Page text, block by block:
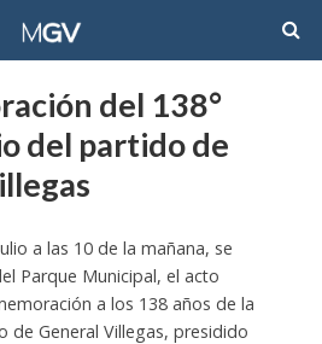
del 138°
del partido de
a las 10 de la mañana, se
Parque Municipal, el acto
a los 138 años de la
de General Villegas, presidido